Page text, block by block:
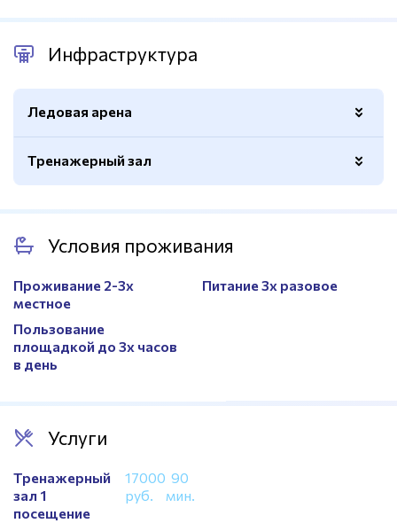
Инфраструктура
Ледовая арена
В пешей доступности
Трибуны
151 посадочное место
Кафе
Да
Раздевалки
4 раздевалки
Тренажерный зал
Условия проживания
Проживание 2-3х
местное
Питание 3х разовое
Пользование
площадкой до 3х часов
в день
Услуги
Тренажерный
зал 1
посещение
17000
руб.
90
мин.